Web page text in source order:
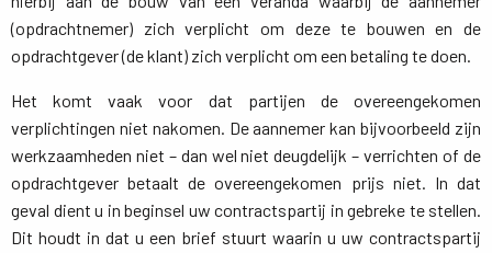
(opdrachtnemer) zich verplicht om deze te bouwen en de
opdrachtgever (de klant) zich verplicht om een betaling te doen.
Het komt vaak voor dat partijen de overeengekomen
verplichtingen niet nakomen. De aannemer kan bijvoorbeeld zijn
werkzaamheden niet – dan wel niet deugdelijk – verrichten of de
opdrachtgever betaalt de overeengekomen prijs niet. In dat
geval dient u in beginsel uw contractspartij in gebreke te stellen.
Dit houdt in dat u een brief stuurt waarin u uw contractspartij